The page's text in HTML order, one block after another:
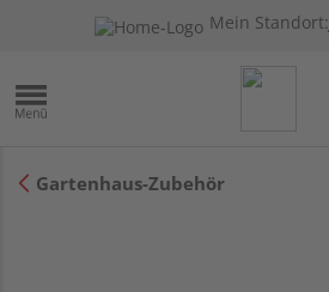
Mein Standort:
Gartenhaus-Zubehör